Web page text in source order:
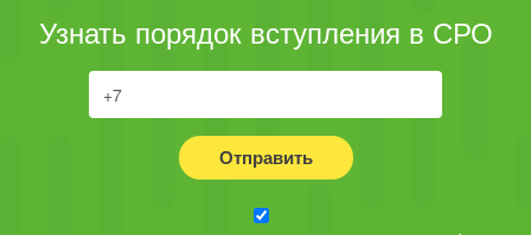
Узнать порядок вступления в СРО
Отправить